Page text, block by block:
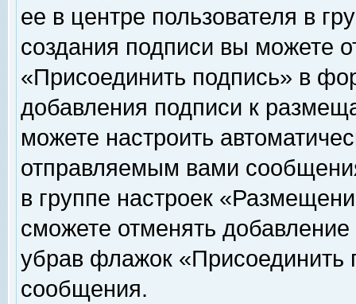
ее в центре пользователя в
создания подписи вы можете
«Присоединить подпись» в
добавления подписи к
можете настроить
отправляемым вами
в группе настроек
сможете отменять
убрав флажок «Присоединить
сообщения.